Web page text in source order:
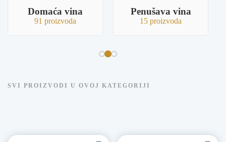
Domaća vina
91 proizvoda
Penušava vina
15 proizvoda